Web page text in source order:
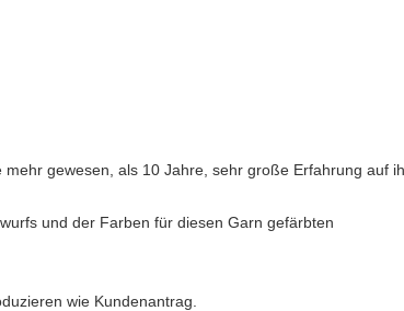
gewesen, als 10 Jahre, sehr große Erfahrung auf
und der Farben für diesen Garn gefärbten
wie Kundenantrag.